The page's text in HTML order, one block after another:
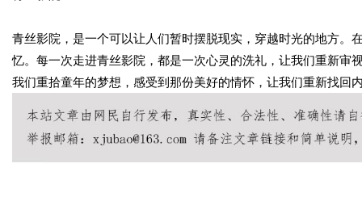
青丝影院，是一个可以让人们暂时摆脱现实，穿越时光的地方。
忆。每一次走进青丝影院，都是一次心灵的洗礼，让我们重新审
我们重拾童年的梦想，感受到那份美好的情怀，让我们重新找回